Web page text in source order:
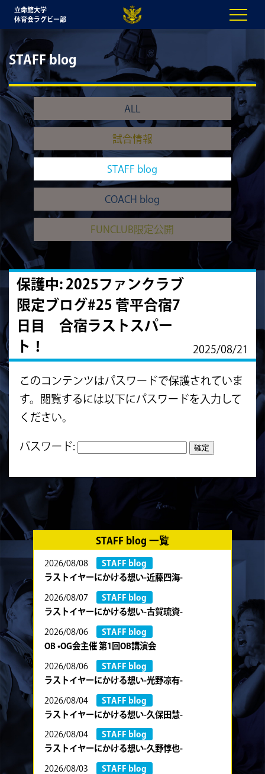
立命館大学
体育会ラグビー部
STAFF blog
ALL
試合情報
STAFF blog
COACH blog
FUNCLUB限定公開
保護中: 2025ファンクラブ
限定ブログ#25 菅平合宿7
日目 合宿ラストスパー
ト！
2025/08/21
このコンテンツはパスワードで保護されていま
す。閲覧するには以下にパスワードを入力して
ください。
パスワード:
STAFF blog 一覧
2026/08/08
STAFF blog
ラストイヤーにかける想い-近藤四海-
2026/08/07
STAFF blog
ラストイヤーにかける想い-古賀琉資-
2026/08/06
STAFF blog
OB •OG会主催 第1回OB講演会
2026/08/06
STAFF blog
ラストイヤーにかける想い-光野凉有-
2026/08/04
STAFF blog
ラストイヤーにかける想い-久保田慧-
2026/08/04
STAFF blog
ラストイヤーにかける想い-久野惇也-
2026/08/03
STAFF blog